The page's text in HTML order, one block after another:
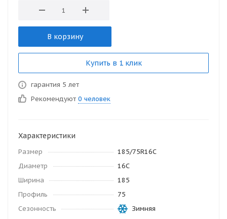
В корзину
Купить в 1 клик
гарантия 5 лет
Рекомендуют 0 человек
Характеристики
Размер
185/75R16C
Диаметр
16С
Ширина
185
Профиль
75
Сезонность
Зимняя